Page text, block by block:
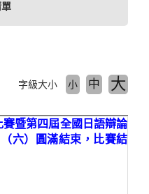
字級大小 小 中 大
賽暨第四屆全國日語辯論
六）圓滿結束，比賽結